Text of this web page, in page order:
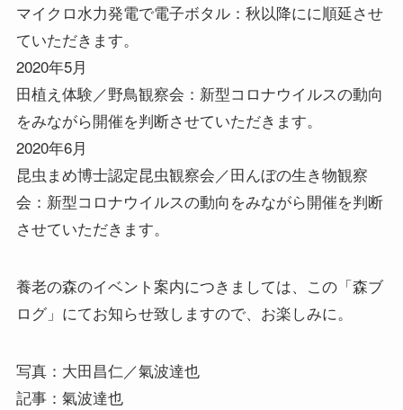
マイクロ水力発電で電子ボタル：秋以降にに順延させ
ていただきます。
2020年5月
田植え体験／野鳥観察会：新型コロナウイルスの動向
をみながら開催を判断させていただきます。
2020年6月
昆虫まめ博士認定昆虫観察会／田んぼの生き物観察
会：新型コロナウイルスの動向をみながら開催を判断
させていただきます。
養老の森のイベント案内につきましては、この「森ブ
ログ」にてお知らせ致しますので、お楽しみに。
写真：大田昌仁／氣波達也
記事：氣波達也